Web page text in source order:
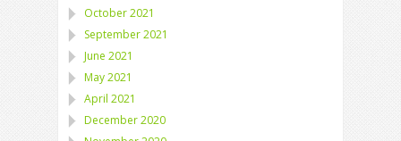
October 2021
September 2021
June 2021
May 2021
April 2021
December 2020